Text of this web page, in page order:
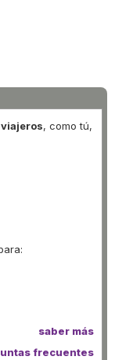
, como tú,
saber más
frecuentes